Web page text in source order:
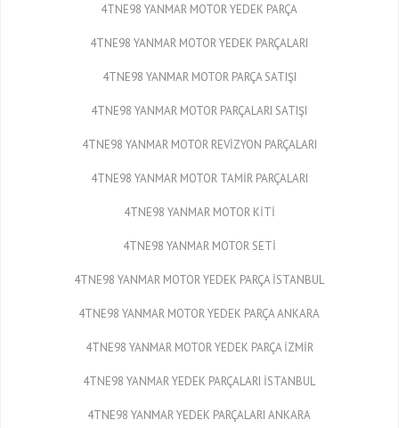
4TNE98 YANMAR MOTOR YEDEK PARÇA
4TNE98 YANMAR MOTOR YEDEK PARÇALARI
4TNE98 YANMAR MOTOR PARÇA SATIŞI
4TNE98 YANMAR MOTOR PARÇALARI SATIŞI
4TNE98 YANMAR MOTOR REVİZYON PARÇALARI
4TNE98 YANMAR MOTOR TAMİR PARÇALARI
4TNE98 YANMAR MOTOR KİTİ
4TNE98 YANMAR MOTOR SETİ
4TNE98 YANMAR MOTOR YEDEK PARÇA İSTANBUL
4TNE98 YANMAR MOTOR YEDEK PARÇA ANKARA
4TNE98 YANMAR MOTOR YEDEK PARÇA İZMİR
4TNE98 YANMAR YEDEK PARÇALARI İSTANBUL
4TNE98 YANMAR YEDEK PARÇALARI ANKARA